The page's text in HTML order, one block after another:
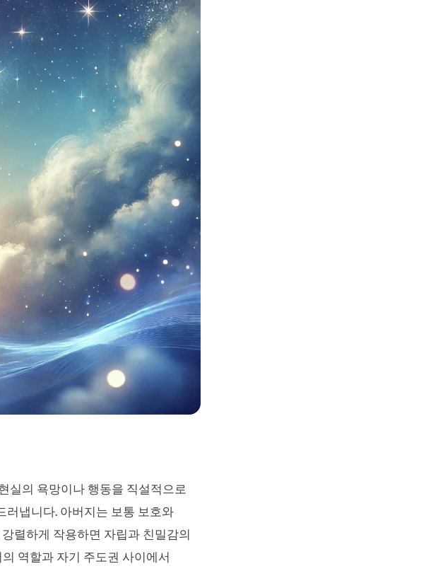
실의 욕망이나 행동을 직설적으로
러냅니다. 아버지는 보통 보호와
렬하게 작용하면 자립과 친밀감의
역할과 자기 주도권 사이에서